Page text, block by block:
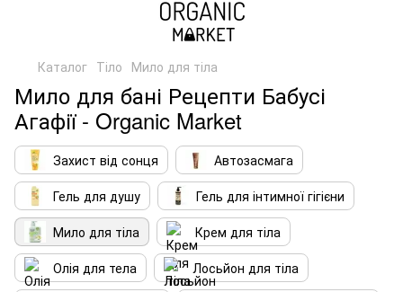
Каталог Тіло Мило для тіла
Мило для бані Рецепти Бабусі
Агафії - Organic Market
Захист від сонця
Автозасмага
Гель для душу
Гель для інтимної гігієни
Мило для тіла
Крем для тіла
Олія для тела
Лосьйон для тіла